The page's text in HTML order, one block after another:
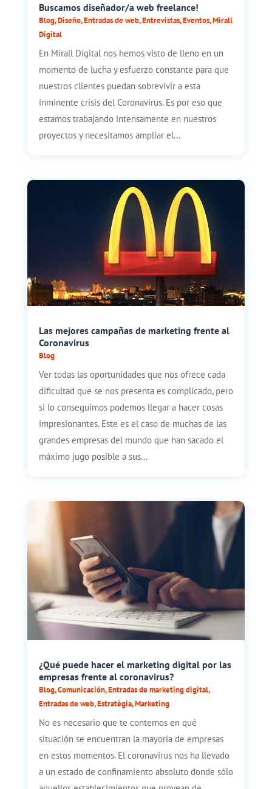
Buscamos diseñador/a web freelance!
Blog,Diseño,Entradas de web,Entrevistas,Eventos,Mirall
Digital
En Mirall Digital nos hemos visto de lleno en un
momento de lucha y esfuerzo constante para que
nuestros clientes puedan sobrevivir a esta
inminente crisis del Coronavirus. Es por eso que
estamos trabajando intensamente en nuestros
proyectos y necesitamos ampliar el...
Las mejores campañas de marketing frente al
Coronavirus
Blog
Ver todas las oportunidades que nos ofrece cada
dificultad que se nos presenta es complicado, pero
si lo conseguimos podemos llegar a hacer cosas
impresionantes. Este es el caso de muchas de las
grandes empresas del mundo que han sacado el
máximo jugo posible a sus...
¿Qué puede hacer el marketing digital por las
empresas frente al coronavirus?
Blog,Comunicación,Entradas de marketing digital,
Entradas de web,Estratègia,Marketing
No es necesario que te contemos en qué
situación se encuentran la mayoría de empresas
en estos momentos. El coronavirus nos ha llevado
a un estado de confinamiento absoluto donde sólo